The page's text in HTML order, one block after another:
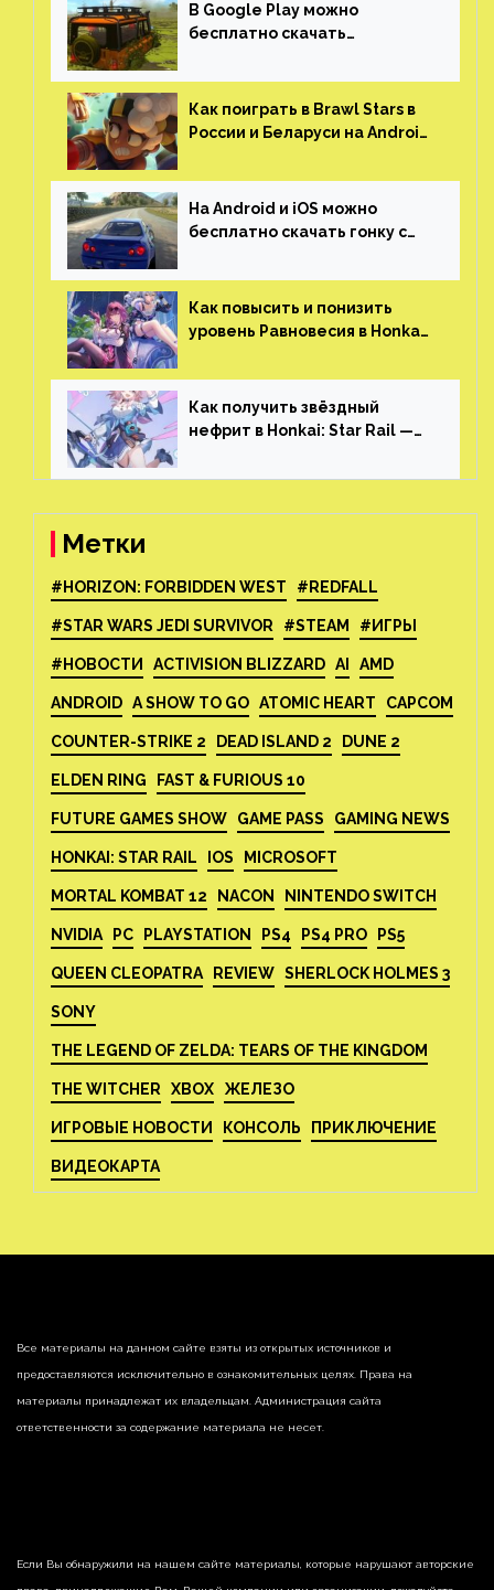
В Google Play можно
бесплатно скачать
открытым миром, прокачкой,
гонками и тюнингом машины
Как поиграть в Brawl Stars в
России и Беларуси на Android
На Android и iOS можно
бесплатно скачать гонку с
который больше, чем в
Skyrim и GTA: San Andreas
Как повысить и понизить
уровень Равновесия в Honkai:
Как получить звёздный
нефрит в Honkai: Star Rail —
Метки
#HORIZON: FORBIDDEN WEST #REDFALL
#STAR WARS JEDI SURVIVOR #STEAM #ИГРЫ
#НОВОСТИ ACTIVISION BLIZZARD AI AMD
ANDROID A SHOW TO GO ATOMIC HEART CAPCOM
COUNTER-STRIKE 2 DEAD ISLAND 2 DUNE 2
ELDEN RING FAST & FURIOUS 10
FUTURE GAMES SHOW GAME PASS GAMING NEWS
HONKAI: STAR RAIL IOS MICROSOFT
MORTAL KOMBAT 12 NACON NINTENDO SWITCH
NVIDIA PC PLAYSTATION PS4 PS4 PRO PS5
QUEEN CLEOPATRA REVIEW SHERLOCK HOLMES 3
SONY
THE LEGEND OF ZELDA: TEARS OF THE KINGDOM
THE WITCHER XBOX ЖЕЛЕЗО
ИГРОВЫЕ НОВОСТИ КОНСОЛЬ ПРИКЛЮЧЕНИЕ
ВИДЕОКАРТА
Все материалы на данном сайте взяты из открытых источников и
предоставляются исключительно в ознакомительных целях. Права на
материалы принадлежат их владельцам. Администрация сайта
ответственности за содержание материала не несет.
Если Вы обнаружили на нашем сайте материалы, которые нарушают авторские